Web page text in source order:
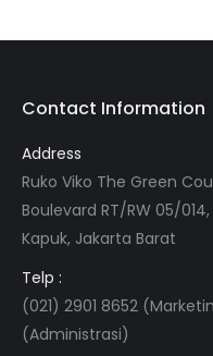
Contact Information
Address
Ruko Viko The Green
Boulevard RT/RW 05/014,
Kapuk, Jakarta Barat
Telp :
(021) 2901 8652
(Administrasi)